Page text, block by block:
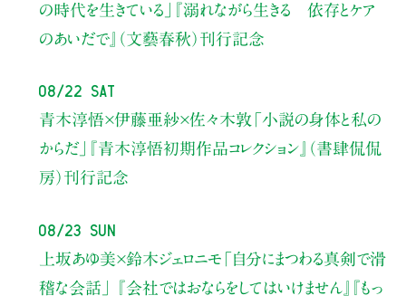
の時代を生きている」
『溺れながら生きる 依存とケア
のあいだで』（文藝春秋）刊行記念
08/22 Sat
青木淳悟×伊藤亜紗×佐々木敦 「小説の身体と私の
からだ」
『青木淳悟初期作品コレクション』（書肆侃侃
房）刊行記念
08/23 Sun
上坂あゆ美×鈴木ジェロニモ 「自分にまつわる真剣で滑
稽な会話」
『会社ではおならをしてはいけません』『もっ